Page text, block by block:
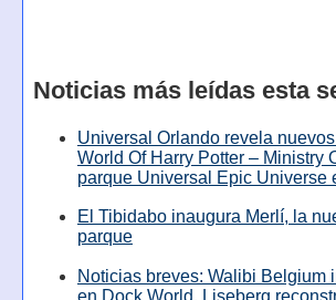
Noticias más leídas esta
Universal Orlando revela
World Of Harry Potter – Ministry
parque Universal Epic Universe
El Tibidabo inaugura Merlí, la
parque
Noticias breves: Walibi Belgium
en Dock World, Liseberg